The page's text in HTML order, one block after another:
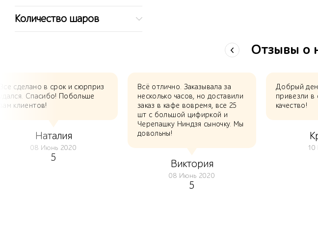
Количество шаров
Отзывы о
сделано в срок и сюрприз
Спасибо! Побольше
клиентов!
Наталия
08 Июнь 2020
5
Всё отлично. Заказывала за
несколько часов, но доставили
заказ в кафе вовремя, все 25
шт с большой цифиркой и
Черепашку Ниндзя сыночку. Мы
довольны!
Виктория
08 Июнь 2020
5
Добрый
привезли в
качество!
10